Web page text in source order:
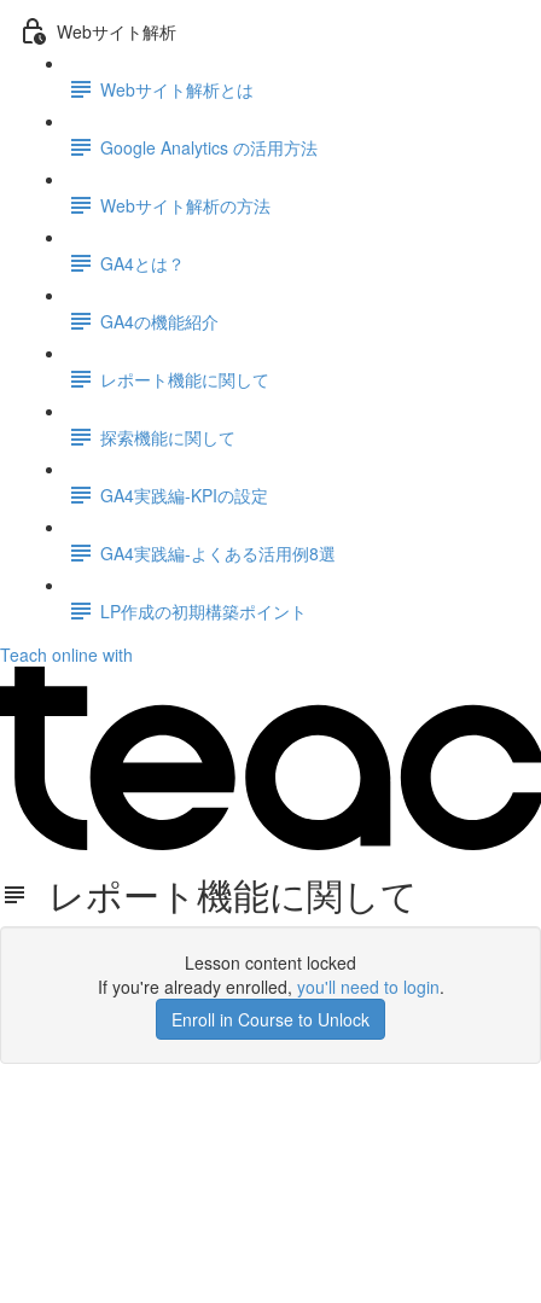
Webサイト解析
Webサイト解析とは
Google Analytics の活用方法
Webサイト解析の方法
GA4とは？
GA4の機能紹介
レポート機能に関して
探索機能に関して
GA4実践編-KPIの設定
GA4実践編-よくある活用例8選
LP作成の初期構築ポイント
Teach online with
レポート機能に関して
Lesson content locked
If you're already enrolled, you'll need to login.
Enroll in Course to Unlock